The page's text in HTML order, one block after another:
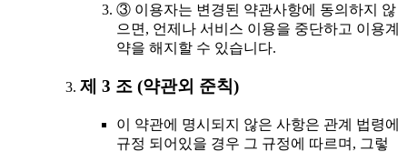
③ 이용자는 변경된 약관사항에 동의하지 않
으면, 언제나 서비스 이용을 중단하고 이용계
약을 해지할 수 있습니다.
제 3 조 (약관외 준칙)
이 약관에 명시되지 않은 사항은 관계 법령에
규정 되어있을 경우 그 규정에 따르며, 그렇